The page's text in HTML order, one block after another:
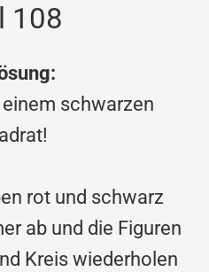
108
schwarzen
rot und schwarz
ab und die Figuren
Kreis wiederholen